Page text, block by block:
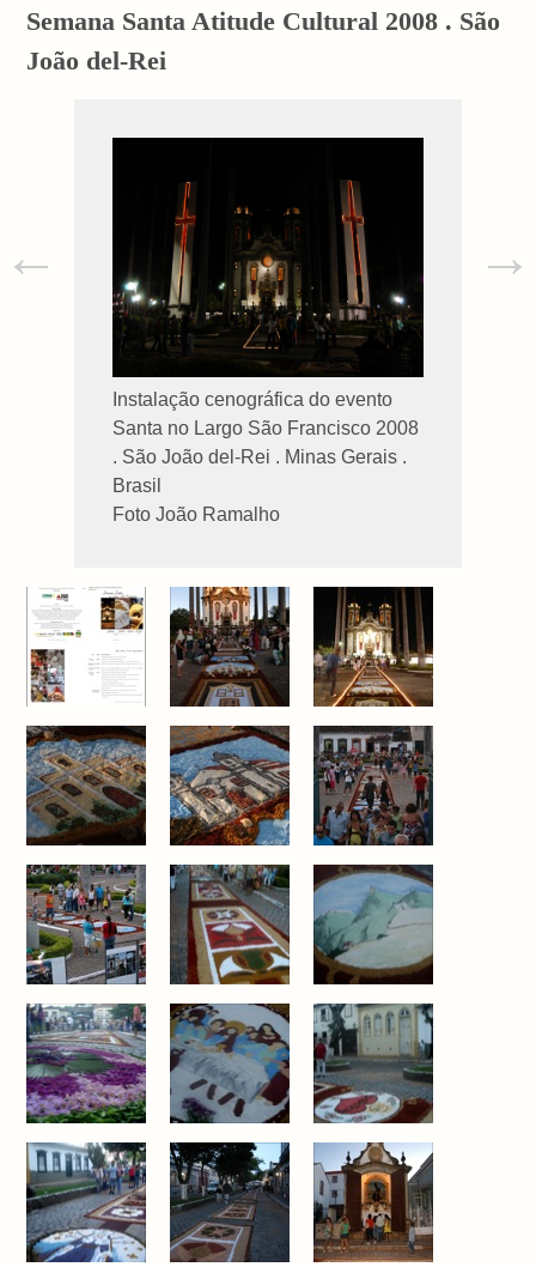
Semana Santa Atitude Cultural 2008 . São
João del-Rei
Instalação cenográfica do evento
Santa no Largo São Francisco 2008
. São João del-Rei . Minas Gerais .
Brasil
Foto João Ramalho
← →